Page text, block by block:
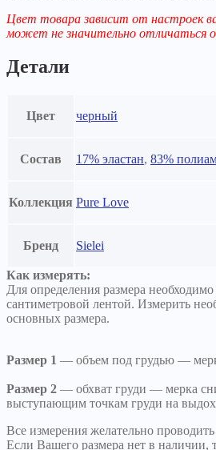
Цвет товара зависит от настроек
может не значительно отличаться
Детали
Цвет черный
Состав 17% эластан, 83%
Коллекция Pure Love
Бренд Sielei
Как измерять:
Для определения размера необходимо
сантиметровой лентой. Измерить
основных размера.
Размер 1 — объем под грудью —
Размер 2 — обхват груди — мерка
выступающим точкам груди на
Все измерения желательно
Если Вашего размера нет в наличии,